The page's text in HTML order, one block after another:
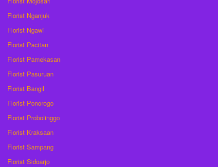
Florist Nganjuk
Florist Ngawi
Florist Pacitan
Florist Pamekasan
Florist Pasuruan
Florist Bangil
Florist Ponorogo
Florist Probolinggo
Florist Kraksaan
Florist Sampang
Florist Sidoarjo